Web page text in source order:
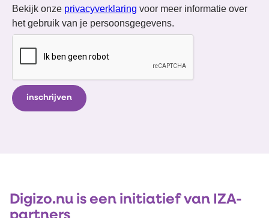
Bekijk onze privacyverklaring voor meer informatie over
het gebruik van je persoonsgegevens.
Digizo.nu is een initiatief van IZA-